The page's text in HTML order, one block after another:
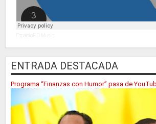
EspacioRD Music
ENTRADA DESTACADA
Programa “Finanzas con Humor” pasa de